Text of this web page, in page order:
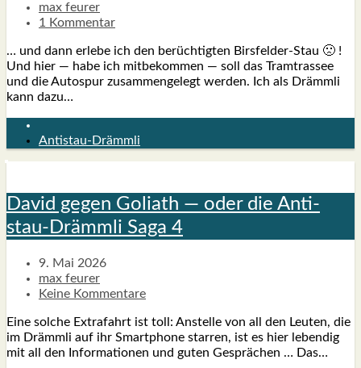
max feurer
1 Kommentar
… und dann erle­be ich den berüch­tig­ten Bir­s­­fel­­der-Stau 🙁 !
Und hier — habe ich mit­be­kom­men — soll das Tram­tras­see
und die Auto­spur zusam­men­ge­legt wer­den. Ich als Drämm­li
kann dazu…
Antistau-Drämmli
David gegen Goli­ath — oder die Anti­
stau-Drämm­li Saga 4
9. Mai 2026
max feurer
Keine Kommentare
Eine sol­che Extrafahrt ist toll: Anstel­le von all den Leu­ten, die
im Drämm­li auf ihr Smart­phone star­ren, ist es hier leben­dig
mit all den Infor­ma­tio­nen und guten Gesprä­chen … Das…